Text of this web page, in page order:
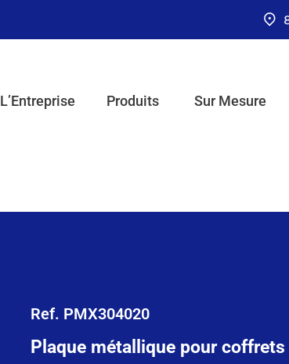
L’Entreprise Produits Sur Mesure
Ref. PMX304020
Plaque métallique pour